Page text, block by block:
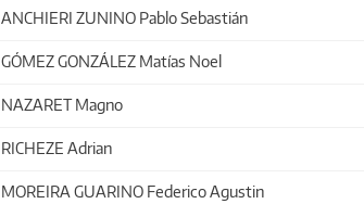
ANCHIERI ZUNINO Pablo Sebastián
GÓMEZ GONZÁLEZ Matías Noel
NAZARET Magno
RICHEZE Adrian
MOREIRA GUARINO Federico Agustin